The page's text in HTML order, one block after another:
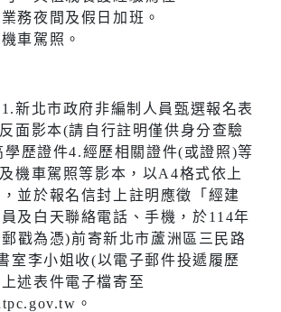
務夜間及假日加班。
車駕照。
新北市政府非編制人員甄選報名表
面影本(請自行註明僅供身分查驗
學歷證件4.經歷相關證件(或證照)等
機車駕照等影本，以A4格式依上
並於報名信封上註明應徵「經建
及白天聯絡電話、手機，於114年
戳為憑)前寄新北市蘆洲區三民路
室李小姐收(以電子郵件投遞履歷
述表件電子檔寄至
。